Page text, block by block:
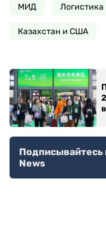
МИД Логистика
Казахстан и США
Подписывайтесь
News